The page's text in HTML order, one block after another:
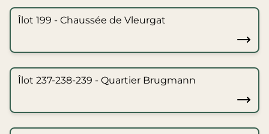
Îlot 199 - Chaussée de Vleurgat
Îlot 237-238-239 - Quartier Brugmann